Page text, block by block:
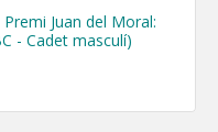
Juan del Moral:
- Cadet masculí)